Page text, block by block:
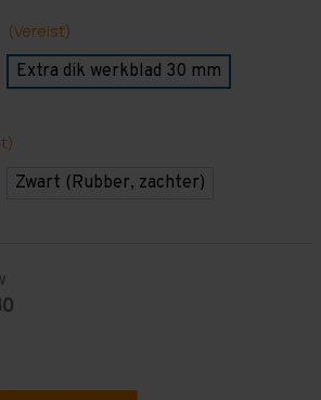
(Vereist)
Extra dik werkblad 30 mm
Zwart (Rubber, zachter)